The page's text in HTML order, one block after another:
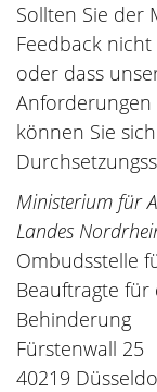
Sollten Sie der
Feedback
oder dass
können Sie
Ministerium für
Landes
Ombudsstelle
Beauftragte
Behinderung
Fürstenwall 25
40219